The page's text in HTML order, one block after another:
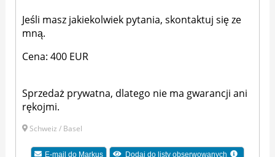
Jeśli masz jakiekolwiek pytania, skontaktuj się ze
mną.
Cena: 400 EUR
Sprzedaż prywatna, dlatego nie ma gwarancji ani
rękojmi.
Schweiz / Basel
E-mail do Markus Dodaj do listy obserwowanych